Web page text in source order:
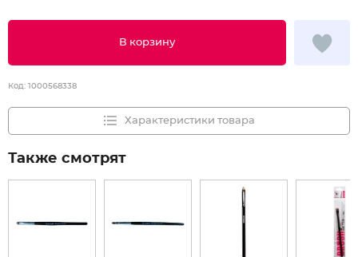
В корзину
Код: 1000568338
Характеристики товара
Также смотрят